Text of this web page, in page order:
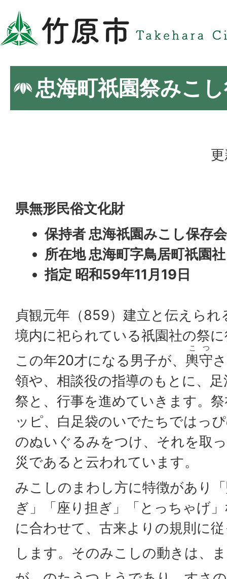
忠海町祇園祭みこ
県無形民俗文化財
保持者 忠海祇園みこし保存会
所在地 忠海町字鳥居町祇園社
指定 昭和59年11月19日
貞観元年（859）建立と伝えられ
境内に祀られている祇園社の祭
この年20才になる男子が、 輿守
こつ
領や、相談役の指導のもとに、
祭と、行事を進めていきます。
ッピ、白足袋のいでたちではっ
のぬいぐるみをつけ、それを取
災であると云われています。
みこしのまわし方に特徴があり
ぎ」「座り担ぎ」「とっちゃげ
に合わせて、古来よりの規則に
します。そのみこしの動きは、